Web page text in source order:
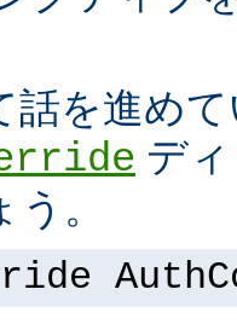
話を進め
デ
。